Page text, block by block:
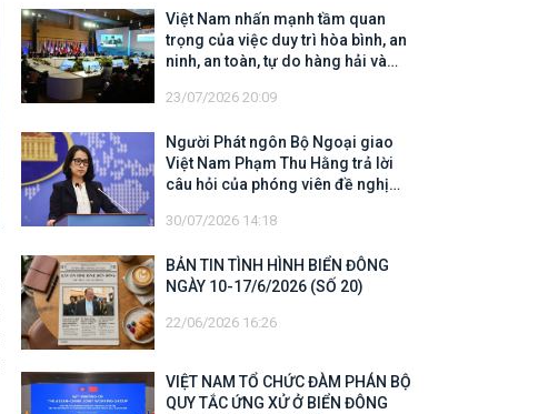
Việt Nam nhấn mạnh tầm quan
trọng của việc duy trì hòa bình, an
ninh, an toàn, tự do hàng hải và
23/07/2026 20:09
Người Phát ngôn Bộ Ngoại giao
Việt Nam Phạm Thu Hằng trả lời
câu hỏi của phóng viên đề nghị
kiếm, cứu hộ các thuyền viên Việt
30/07/2026 14:18
BẢN TIN TÌNH HÌNH BIỂN ĐÔNG
NGÀY 10-17/6/2026 (SỐ 20)
22/06/2026 16:26
VIỆT NAM TỔ CHỨC ĐÀM PHÁN BỘ
QUY TẮC ỨNG XỬ Ở BIỂN ĐÔNG